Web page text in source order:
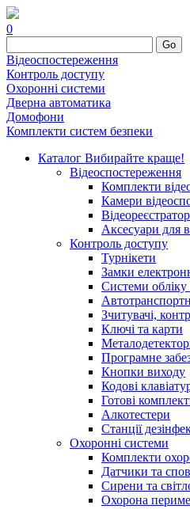
0
Go
Відеоспостереження
Контроль доступу
Охоронні системи
Дверна автоматика
Домофони
Комплекти систем безпеки
Каталог Вибирайте краще!
Відеоспостереження
Комплекти
Камери
Аксесуари для
Контроль доступу
Турнікети
Замки
Системи обліку
Зчитувачі,
Ключі та карти
Програмне
Кнопки виходу
Кодові
Готові
Алкотестери
Станції
Охоронні системи
Комплекти
Датчики та
Сирени та
Охорона